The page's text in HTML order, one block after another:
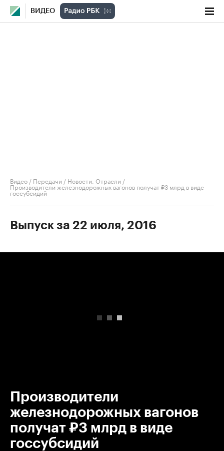
ВИДЕО
Видео / Передачи / Новости. Отрасли /
Производители железнодорожных вагонов получат ₽3 млрд в виде
госсубсидий
Выпуск за 22 июля, 2016
Производители
железнодорожных вагонов
получат ₽3 млрд в виде
госсубсидий